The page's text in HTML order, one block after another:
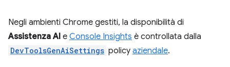
Negli ambienti Chrome gestiti, la disponibilità di
Assistenza AI e Console Insights è controllata dalla
DevToolsGenAiSettings policy aziendale.